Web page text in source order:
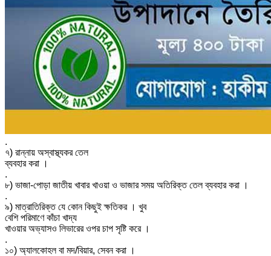
.
৭) রান্নায় অস্বাস্থ্যকর তেল
ব্যবহার করা ।
.
৮) ভাজা-পোড়া জাতীয় খাবার খাওয়া ও ভাজার সময় অতিরিক্ত তেল ব্যবহার করা ।
.
৯) মাত্রাতিরিক্ত যে কোন কিছুই ক্ষতিকর । খুব
বেশি পরিমাণে কাঁচা খাদ্য
খাওয়ার অভ্যাসও লিভারের ওপর চাপ সৃষ্টি করে ।
.
১০) অ্যালকোহল বা মদ/বিয়ার, সেবন করা ।